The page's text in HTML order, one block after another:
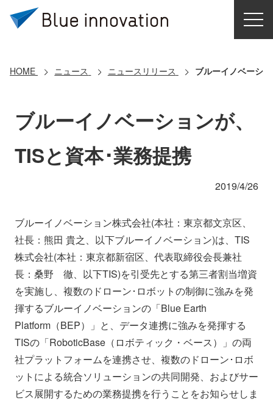
導入事例
コアテクノロジー
お問い合わせ
会社情報 ニュース
採用情報 資料ダウンロード
IR情報 English
HOME ニュース ニュースリリース ブルーイノベーシ
ブルーイノベーションが、
TISと資本･業務提携
2019/4/26
ブルーイノベーション株式会社(本社：東京都文京区、
社長：熊田 貴之、以下ブルーイノベーション)は、TIS
株式会社(本社：東京都新宿区、代表取締役会長兼社
長：桑野 徹、以下TIS)を引受先とする第三者割当増資
を実施し、複数のドローン･ロボットの制御に強みを発
揮するブルーイノベーションの「Blue Earth
Platform（BEP）」と、データ連携に強みを発揮する
TISの「RoboticBase（ロボティック・ベース）」の両
社プラットフォームを連携させ、複数のドローン･ロボ
ットによる統合ソリューションの共同開発、およびサー
ビス展開するための業務提携を行うことをお知らせしま